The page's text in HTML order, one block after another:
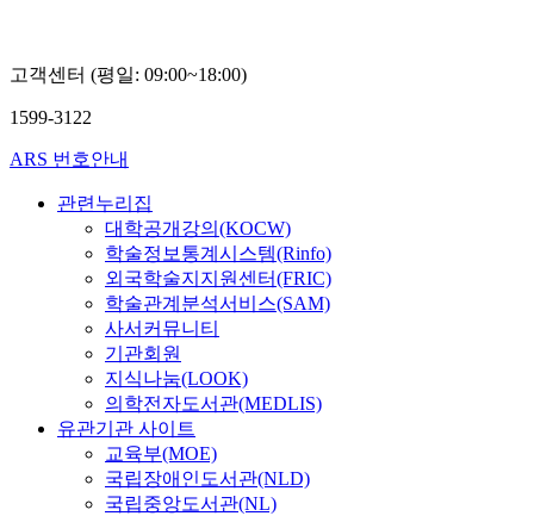
고객센터 (평일: 09:00~18:00)
1599-3122
ARS 번호안내
관련누리집
대학공개강의(KOCW)
학술정보통계시스템(Rinfo)
외국학술지지원센터(FRIC)
학술관계분석서비스(SAM)
사서커뮤니티
기관회원
지식나눔(LOOK)
의학전자도서관(MEDLIS)
유관기관 사이트
교육부(MOE)
국립장애인도서관(NLD)
국립중앙도서관(NL)